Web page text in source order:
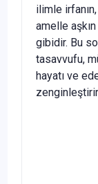
ilimle
amelle
gibidir. Bu
tasavvufu,
hayatı ve